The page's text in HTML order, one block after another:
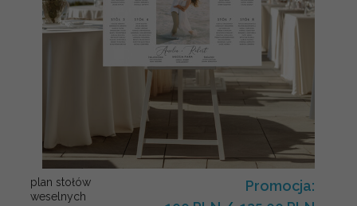
plan stołów
weselnych
Promocja: